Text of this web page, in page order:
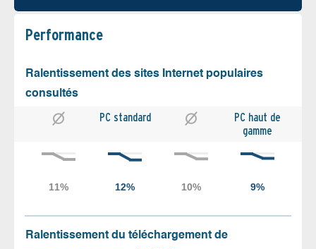
Performance
Ralentissement des sites Internet populaires
consultés
PC standard
PC haut de
gamme
Ralentissement du téléchargement de